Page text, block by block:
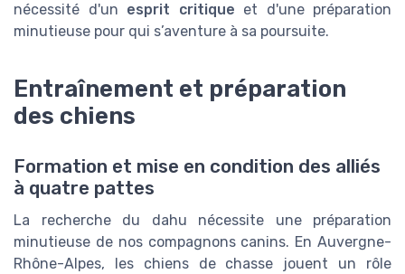
nécessité d'un esprit critique et d'une préparation
minutieuse pour qui s’aventure à sa poursuite.
Entraînement et préparation
des chiens
Formation et mise en condition des alliés
à quatre pattes
La recherche du dahu nécessite une préparation
minutieuse de nos compagnons canins. En Auvergne-
Rhône-Alpes, les chiens de chasse jouent un rôle